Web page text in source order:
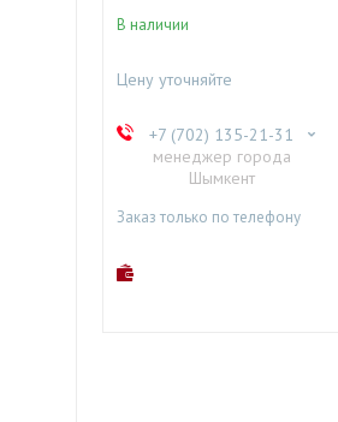
В наличии
Цену уточняйте
+7 (702) 135-21-31
менеджер города
Шымкент
Заказ только по телефону